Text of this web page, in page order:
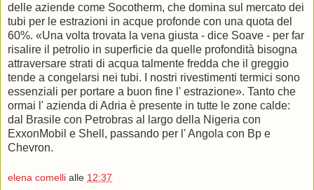
delle aziende come Socotherm, che domina sul mercato dei
tubi per le estrazioni in acque profonde con una quota del
60%. «Una volta trovata la vena giusta - dice Soave - per far
risalire il petrolio in superficie da quelle profondità bisogna
attraversare strati di acqua talmente fredda che il greggio
tende a congelarsi nei tubi. I nostri rivestimenti termici sono
essenziali per portare a buon fine l' estrazione». Tanto che
ormai l' azienda di Adria è presente in tutte le zone calde:
dal Brasile con Petrobras al largo della Nigeria con
ExxonMobil e Shell, passando per l' Angola con Bp e
Chevron.
elena comelli alle 12:37